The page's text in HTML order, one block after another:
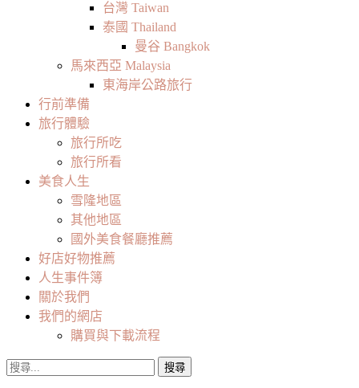
台灣 Taiwan
泰國 Thailand
曼谷 Bangkok
馬來西亞 Malaysia
東海岸公路旅行
行前準備
旅行體驗
旅行所吃
旅行所看
美食人生
雪隆地區
其他地區
國外美食餐廳推薦
好店好物推薦
人生事件簿
關於我們
我們的網店
購買與下載流程
搜